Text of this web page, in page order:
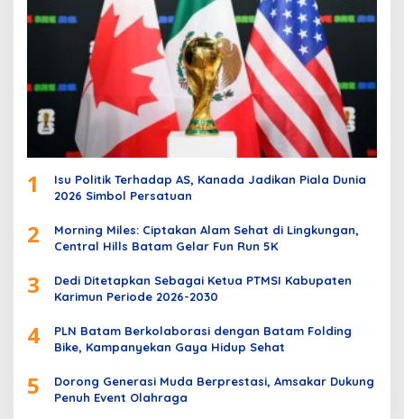
1
Isu Politik Terhadap AS, Kanada Jadikan Piala Dunia
2026 Simbol Persatuan
2
Morning Miles: Ciptakan Alam Sehat di Lingkungan,
Central Hills Batam Gelar Fun Run 5K
3
Dedi Ditetapkan Sebagai Ketua PTMSI Kabupaten
Karimun Periode 2026-2030
4
PLN Batam Berkolaborasi dengan Batam Folding
Bike, Kampanyekan Gaya Hidup Sehat
5
Dorong Generasi Muda Berprestasi, Amsakar Dukung
Penuh Event Olahraga